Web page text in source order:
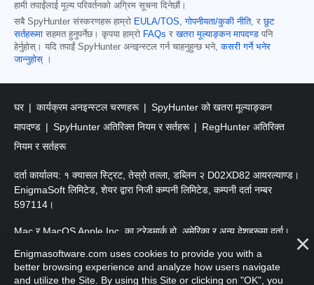
हामी तपाईंलाई मूल्य परिवर्तनको अग्रिम सूचना दिनेछौं।
सबै SpyHunter संस्करणहरू हाम्रो EULA/TOS,गोपनीयता/कुकी नीति, रछुट
सर्तहरूमा सहमत हुनुपर्नेछ। कृपया हाम्रो FAQs रखतरा मूल्याङ्कन मापदण्ड पनि
हेर्नुहोस्। यदि तपाईं SpyHunter अनइन्स्टल गर्न चाहनुहुन्छ भने,कसरी गर्ने भनेर
जान्नुहोस् ।
घर कार्यक्रम अनइन्स्टल चरणहरू
SpyHunter को खतरा मूल्याङ्कन
मापदण्ड
SpyHunter अतिरिक्त नियम र सर्तहरू
RegHunter अतिरिक्त
नियम र सर्तहरू
दर्ता कार्यालय: १ क्यासल स्ट्रिट, तेस्रो तल्ला, डब्लिन २ D02XD82 आयरल्याण्ड।
EnigmaSoft लिमिटेड, शेयर द्वारा निजी कम्पनी लिमिटेड, कम्पनी दर्ता नम्बर
597114।
Mac र MacOS Apple Inc. का ट्रेडमार्क हो, अमेरिका र अन्य देशहरूमा दर्ता।
प्रतिलिपि अधिकार 2016-2026। EnigmaSoft Ltd. सर्वाधिकार सुरक्षित।
Enigmasoftware.com uses cookies to provide you with a
better browsing experience and analyze how users navigate
and utilize the Site. By using this Site or clicking on "OK", you